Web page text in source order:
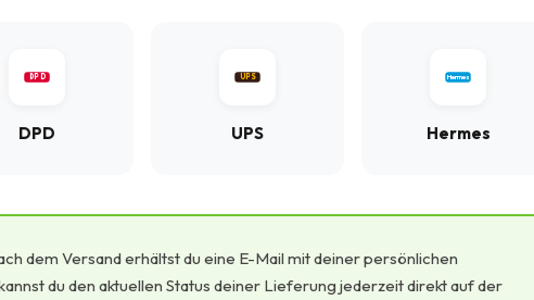
DPD
DPD
UPS
UPS
Hermes
Hermes
dem Versand erhältst du eine E-Mail mit deiner persönlichen
du den aktuellen Status deiner Lieferung jederzeit direkt auf der